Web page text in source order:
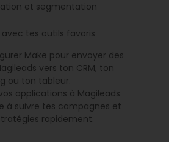
et segmentation
tes outils favoris
Make pour envoyer des
vers ton CRM, ton
ou ton tableur.
applications à Magileads
à suivre tes campagnes et
rapidement.